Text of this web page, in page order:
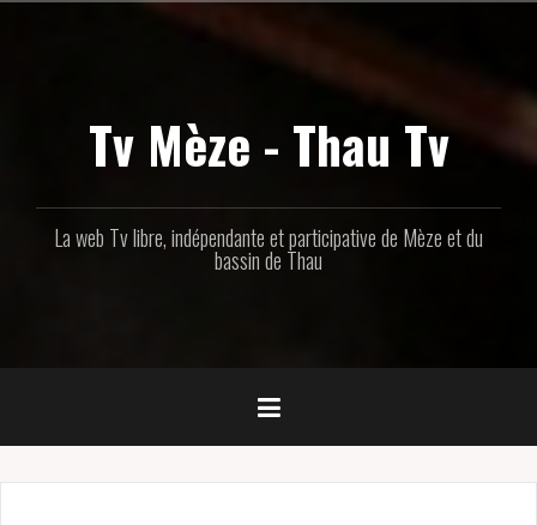
Tv Mèze - Thau Tv
La web Tv libre, indépendante et participative de Mèze et du
bassin de Thau